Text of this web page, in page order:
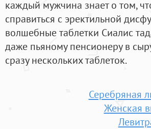
каждый мужчина знает о том,
справиться с эректильной
волшебные таблетки Сиалис
даже пьяному пенсионеру в
сразу нескольких таблеток.
Серебряная
Женская